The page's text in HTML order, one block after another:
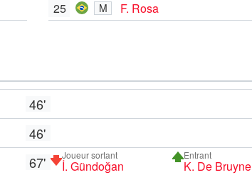
25
M F. Rosa
46'
46'
67'
Joueur sortant
İ. Gündoğan
Entrant
K. De Bruyne